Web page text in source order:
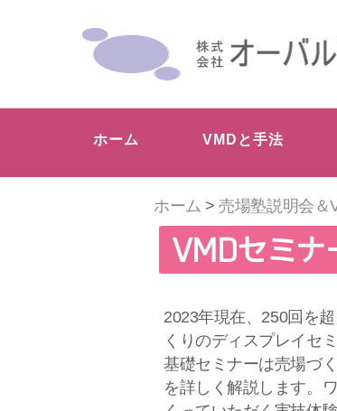
ホーム VMDと手法
ホーム >売場塾説明会＆
VMDセミ
2023年現在、250回を
くりのディスプレイセ
基礎セミナーは売場づ
を詳しく解説します。